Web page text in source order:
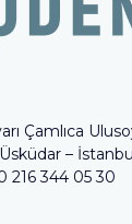
Çamlıca
–
216 344 05 30